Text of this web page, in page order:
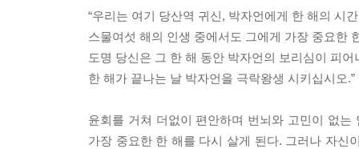
“우리는 여기 당산역 귀신, 박자언에게 한 해의 시
스물여섯 해의 인생 중에서도 그에게 가장 중요한
도명 당신은 그 한 해 동안 박자언의 보리심이 피어
한 해가 끝나는 날 박자언을 극락왕생 시키십시오.”
윤회를 거쳐 더없이 편안하며 번뇌와 고민이 없는
가장 중요한 한 해를 다시 살게 된다. 그러나 자신